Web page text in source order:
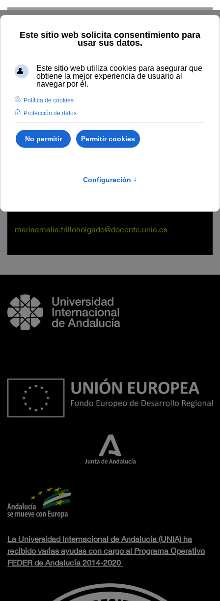
Home Profesorado Directorio profesor
María Amalia
Trillo Holgado
María Amalia Trillo
mariaamalia.trilloholgado@docente.unia.es
La Universidad Internacional de Andalucía (UNIA) ha
recibido varias ayudas con cargo al Programa Operativo
FEDER de Andalucía 2014-2020